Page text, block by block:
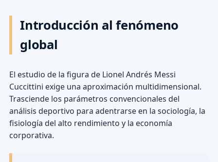
Introducción al fenómeno
global
El estudio de la figura de Lionel Andrés Messi
Cuccittini exige una aproximación multidimensional.
Trasciende los parámetros convencionales del
análisis deportivo para adentrarse en la sociología, la
fisiología del alto rendimiento y la economía
corporativa.